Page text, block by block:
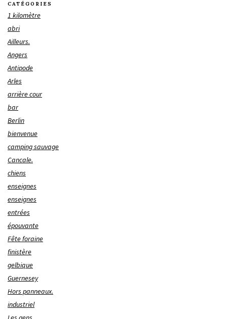
CATÉGORIES
1 kilomètre
abri
Ailleurs.
Angers
Antipode
Arles
arrière cour
bar
Berlin
bienvenue
camping sauvage
Cancale.
chiens
enseignes
enseignes
entrées
épouvante
Fête foraine
finistère
gelbique
Guernesey
Hors panneaux.
industriel